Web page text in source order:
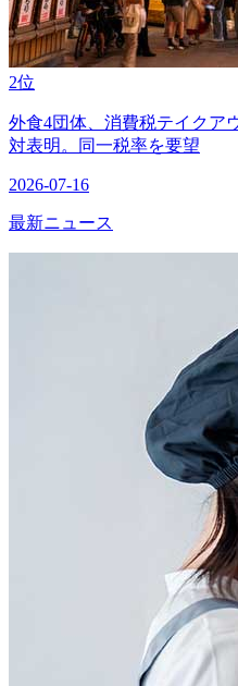
2位
外食4団体、消費税テイクア
対表明。同一税率を要望
2026-07-16
最新ニュース